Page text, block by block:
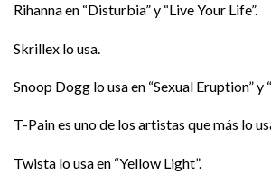
Rihanna en “Disturbia” y “Live Your Life”.
Skrillex lo usa.
Snoop Dogg lo usa en “Sexual Eruption” y
T-Pain es uno de los artistas que más lo
Twista lo usa en “Yellow Light”.